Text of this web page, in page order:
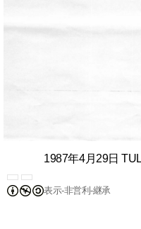
1987年4月29日
表示-非営利-継承